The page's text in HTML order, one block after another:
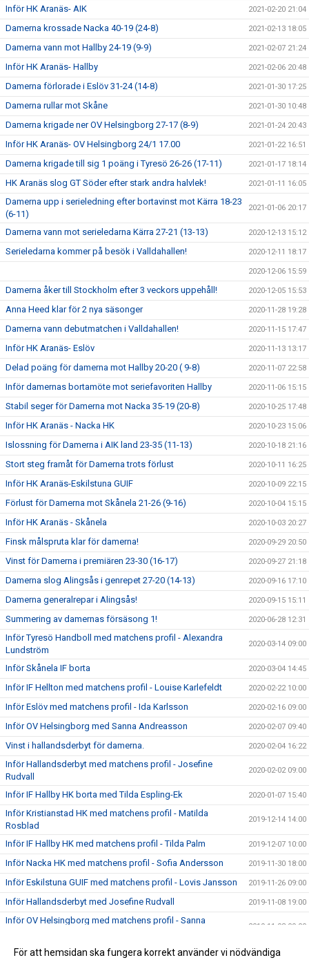
Inför HK Aranäs- AIK 2021-02-20 21:04
Damerna krossade Nacka 40-19 (24-8) 2021-02-13 18:05
Damerna vann mot Hallby 24-19 (9-9) 2021-02-07 21:24
Inför HK Aranäs- Hallby 2021-02-06 20:48
Damerna förlorade i Eslöv 31-24 (14-8) 2021-01-30 17:25
Damerna rullar mot Skåne 2021-01-30 10:48
Damerna krigade ner OV Helsingborg 27-17 (8-9) 2021-01-24 20:43
Inför HK Aranäs- OV Helsingborg 24/1 17.00 2021-01-22 16:51
Damerna krigade till sig 1 poäng i Tyresö 26-26 (17-11) 2021-01-17 18:14
HK Aranäs slog GT Söder efter stark andra halvlek! 2021-01-11 16:05
Damerna upp i serieledning efter bortavinst mot Kärra 18-23
(6-11)
2021-01-06 20:17
Damerna vann mot serieledarna Kärra 27-21 (13-13) 2020-12-13 15:12
Serieledarna kommer på besök i Valldahallen! 2020-12-11 18:17
2020-12-06 15:59
Damerna åker till Stockholm efter 3 veckors uppehåll! 2020-12-05 15:53
Anna Heed klar för 2 nya säsonger 2020-11-28 19:28
Damerna vann debutmatchen i Valldahallen! 2020-11-15 17:47
Inför HK Aranäs- Eslöv 2020-11-13 13:17
Delad poäng för damerna mot Hallby 20-20 ( 9-8) 2020-11-07 22:58
Inför damernas bortamöte mot seriefavoriten Hallby 2020-11-06 15:15
Stabil seger för Damerna mot Nacka 35-19 (20-8) 2020-10-25 17:48
Inför HK Aranäs - Nacka HK 2020-10-23 15:06
Islossning för Damerna i AIK land 23-35 (11-13) 2020-10-18 21:16
Stort steg framåt för Damerna trots förlust 2020-10-11 16:25
Inför HK Aranäs-Eskilstuna GUIF 2020-10-09 22:15
Förlust för Damerna mot Skånela 21-26 (9-16) 2020-10-04 15:15
Inför HK Aranäs - Skånela 2020-10-03 20:27
Finsk målspruta klar för damerna! 2020-09-29 20:50
Vinst för Damerna i premiären 23-30 (16-17) 2020-09-27 21:18
Damerna slog Alingsås i genrepet 27-20 (14-13) 2020-09-16 17:10
Damerna generalrepar i Alingsås! 2020-09-15 15:11
Summering av damernas försäsong 1! 2020-06-28 12:31
Inför Tyresö Handboll med matchens profil - Alexandra
Lundström
2020-03-14 09:00
Inför Skånela IF borta 2020-03-04 14:45
Inför IF Hellton med matchens profil - Louise Karlefeldt 2020-02-22 10:00
Inför Eslöv med matchens profil - Ida Karlsson 2020-02-16 09:00
Inför OV Helsingborg med Sanna Andreasson 2020-02-07 09:40
Vinst i hallandsderbyt för damerna. 2020-02-04 16:22
Inför Hallandsderbyt med matchens profil - Josefine
Rudvall
2020-02-02 09:00
Inför IF Hallby HK borta med Tilda Espling-Ek 2020-01-07 15:40
Inför Kristianstad HK med matchens profil - Matilda
Rosblad
2019-12-14 14:00
Inför IF Hallby HK med matchens profil - Tilda Palm 2019-12-07 10:00
Inför Nacka HK med matchens profil - Sofia Andersson 2019-11-30 18:00
Inför Eskilstuna GUIF med matchens profil - Lovis Jansson 2019-11-26 09:00
Inför Hallandsderbyt med Josefine Rudvall 2019-11-08 19:00
Inför OV Helsingborg med matchens profil - Sanna
2019-11-03 09:00
Högersexan Emelie Batista klar för HK Aranäs 2019-10-23 10:40
För att hemsidan ska fungera korrekt använder vi nödvändiga